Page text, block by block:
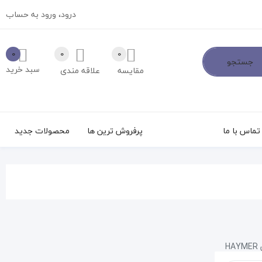
درود، ورود به حساب
جستجو
0
سبد خرید علاقه مندی
0
مقایسه
0
تماس با ما محصولات جدید پرفروش ترین ها